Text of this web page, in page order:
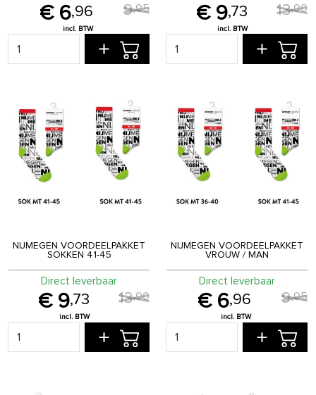
6,96 9,95 9,73 13,90
NIJMEGEN VOORDEELPAKKET
SOKKEN 41-45
9,73 13,90
Direct leverbaar
NIJMEGEN VOORDEELPAKKET
VROUW / MAN
6,96 9,95
Direct leverbaar